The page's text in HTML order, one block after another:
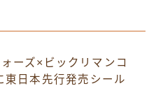
ーズ×ビックリマンコ
日本先行発売シール